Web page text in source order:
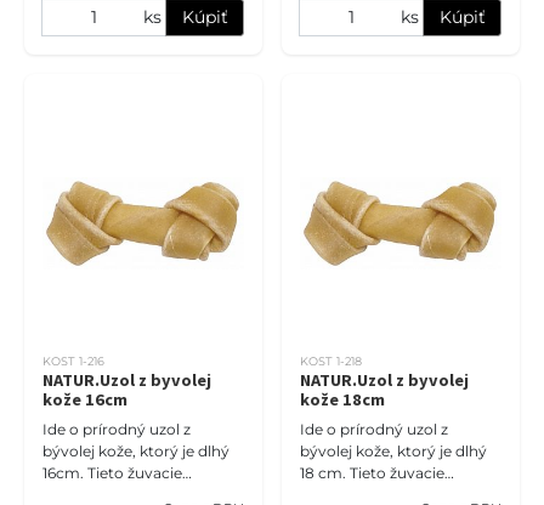
ks Kúpiť ks Kúpiť
KOST 1-216
NATUR.Uzol z byvolej
kože 16cm
Ide o prírodný uzol z
bývolej kože, ktorý je dlhý
16cm. Tieto žuvacie
KOST 1-218
NATUR.Uzol z byvolej
kože 18cm
Ide o prírodný uzol z
bývolej kože, ktorý je dlhý
18 cm. Tieto žuvacie